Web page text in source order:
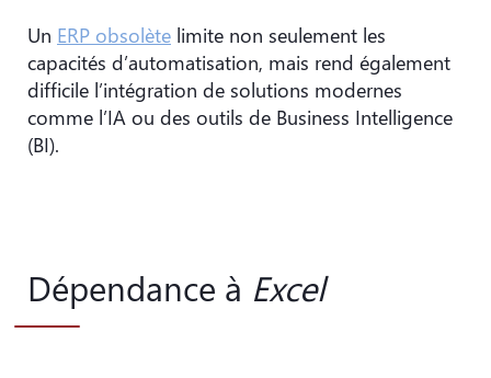
Un ERP obsolète limite non seulement les
capacités d’automatisation, mais rend également
difficile l’intégration de solutions modernes
comme l’IA ou des outils de Business Intelligence
(BI).
Dépendance à Excel